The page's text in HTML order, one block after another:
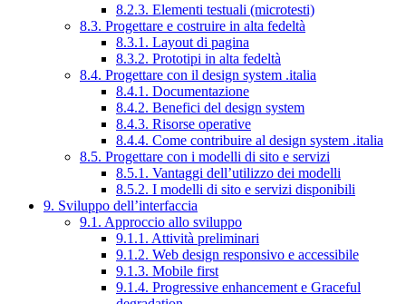
8.2.3. Elementi testuali (microtesti)
8.3. Progettare e costruire in alta fedeltà
8.3.1. Layout di pagina
8.3.2. Prototipi in alta fedeltà
8.4. Progettare con il design system .italia
8.4.1. Documentazione
8.4.2. Benefici del design system
8.4.3. Risorse operative
8.4.4. Come contribuire al design system .italia
8.5. Progettare con i modelli di sito e servizi
8.5.1. Vantaggi dell’utilizzo dei modelli
8.5.2. I modelli di sito e servizi disponibili
9. Sviluppo dell’interfaccia
9.1. Approccio allo sviluppo
9.1.1. Attività preliminari
9.1.2. Web design responsivo e accessibile
9.1.3. Mobile first
9.1.4. Progressive enhancement e Graceful